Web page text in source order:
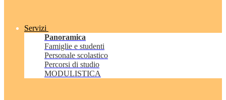
Servizi
Panoramica
Famiglie e studenti
Personale scolastico
Percorsi di studio
MODULISTICA